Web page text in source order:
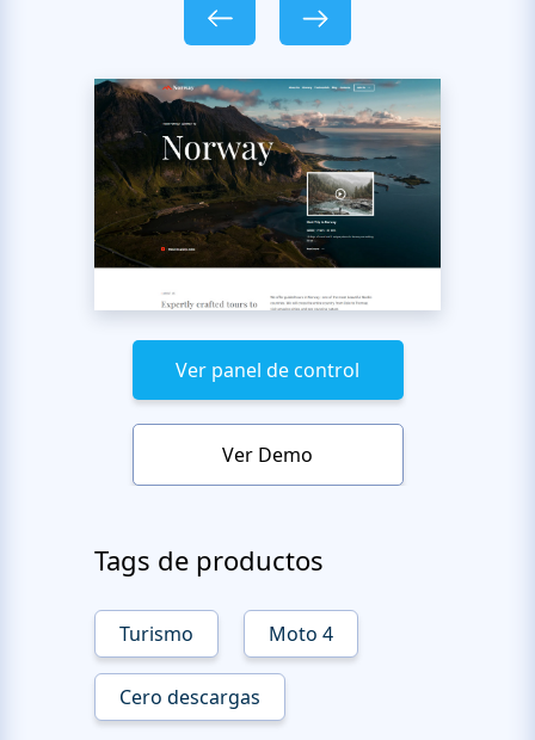
Ver panel de control
Ver Demo
Tags de productos
Turismo Moto 4
Cero descargas